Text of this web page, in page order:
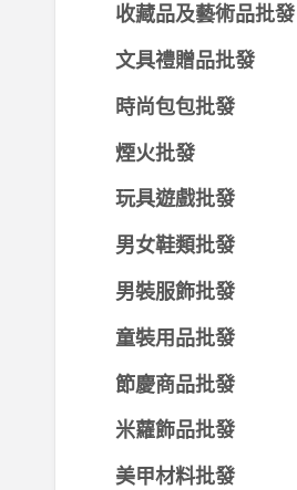
收藏品及藝術品批發
文具禮贈品批發
時尚包包批發
煙火批發
玩具遊戲批發
男女鞋類批發
男裝服飾批發
童裝用品批發
節慶商品批發
米蘿飾品批發
美甲材料批發